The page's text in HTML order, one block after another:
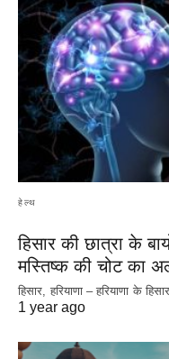
हेल्थ
हिसार की छात्रा के
मस्तिष्क की चोट का
हिसार, हरियाणा – हरियाणा के
1 year ago